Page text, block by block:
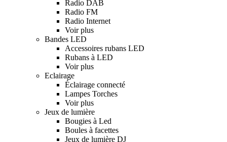
Radio DAB
Radio FM
Radio Internet
Voir plus
Bandes LED
Accessoires rubans LED
Rubans à LED
Voir plus
Eclairage
Éclairage connecté
Lampes Torches
Voir plus
Jeux de lumière
Bougies à Led
Boules à facettes
Jeux de lumière DJ